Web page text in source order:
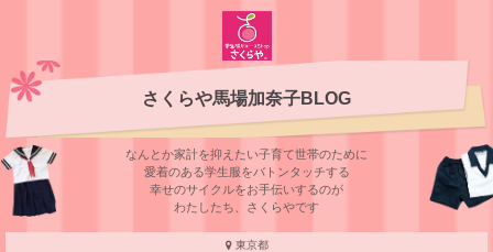
さくらや馬場加奈子BLOG
なんとか家計を抑えたい子育て世帯のために
愛着のある学⽣服をバトンタッチする
幸せのサイクルをお⼿伝いするのが
わたしたち、さくらやです
東京都